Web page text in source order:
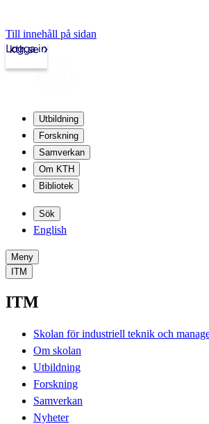
Till innehåll på sidan
kth.se
Logga in
Utbildning
Forskning
Samverkan
Om KTH
Bibliotek
Sök
English
Meny
ITM
ITM
Skolan för industriell teknik och
Om skolan
Utbildning
Forskning
Samverkan
Nyheter